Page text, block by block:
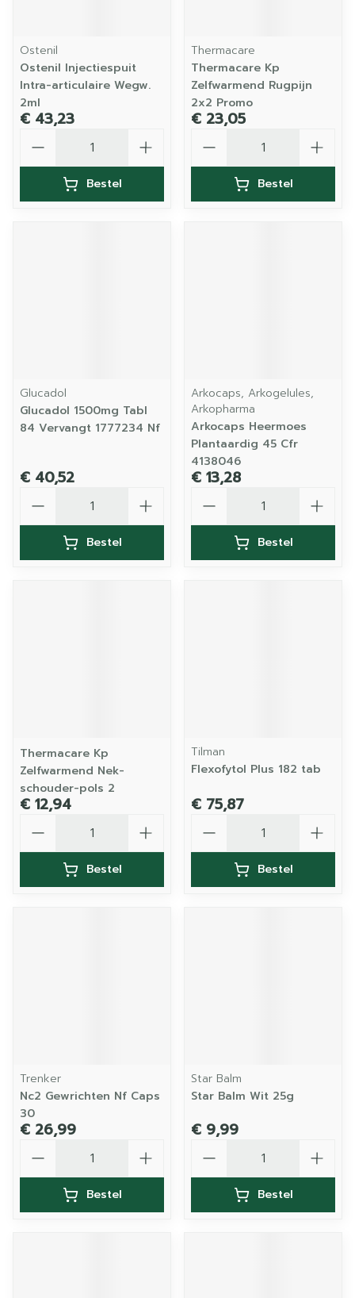
Ostenil
Ostenil Injectiespuit
Intra-articulaire Wegw.
2ml
€ 43,23
Bestel
Thermacare
Thermacare Kp
Zelfwarmend Rugpijn
2x2 Promo
€ 23,05
Bestel
Glucadol
Glucadol 1500mg Tabl
84 Vervangt 1777234 Nf
€ 40,52
Bestel
Arkocaps, Arkogelules,
Arkopharma
Arkocaps Heermoes
Plantaardig 45 Cfr
4138046
€ 13,28
Bestel
Thermacare Kp
Zelfwarmend Nek-
schouder-pols 2
€ 12,94
Bestel
Tilman
Flexofytol Plus 182 tab
€ 75,87
Bestel
Trenker
Nc2 Gewrichten Nf Caps
30
€ 26,99
Bestel
Star Balm
Star Balm Wit 25g
€ 9,99
Bestel